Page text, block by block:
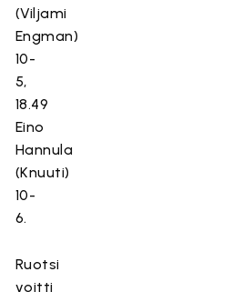
(Viljami
Engman)
10-
5,
18.49
Eino
Hannula
(Knuuti)
10-
6.
Ruotsi
voitti